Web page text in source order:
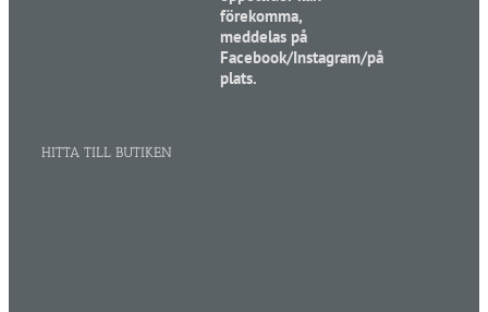
förekomma,
meddelas på
Facebook/Instagram/på
plats.
HITTA TILL BUTIKEN